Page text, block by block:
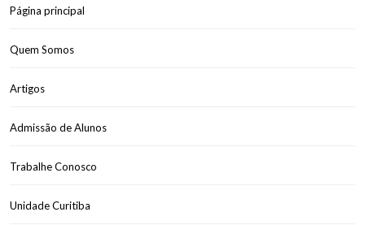
Página principal
Quem Somos
Artigos
Admissão de Alunos
Trabalhe Conosco
Unidade Curitiba